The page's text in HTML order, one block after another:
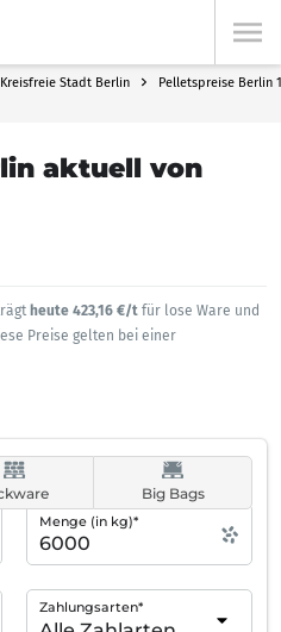
Stadt Berlin Pelletspreise Berlin
aktuell von
heute 423,16 €/t für lose Ware und
Preise gelten bei einer
Big Bags
Menge (in kg)*
Zahlungsarten*